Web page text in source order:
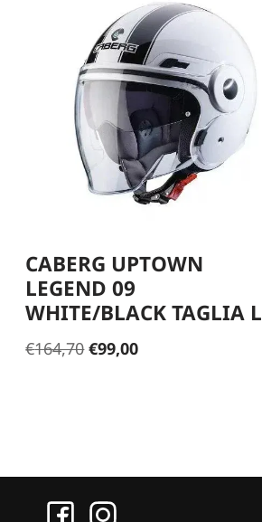
CABERG UPTOWN
LEGEND 09
WHITE/BLACK TAGLIA L
€164,70 €99,00